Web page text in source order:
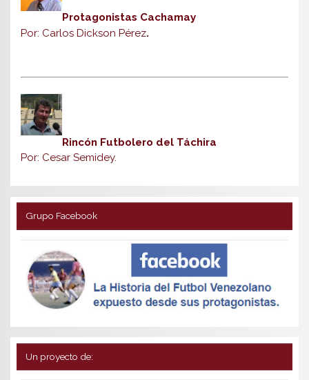
Protagonistas Cachamay
Por: Carlos Dickson Pérez.
Rincón Futbolero del Táchira
Por: Cesar Semidey.
Grupo Facebook
Un proyecto de: